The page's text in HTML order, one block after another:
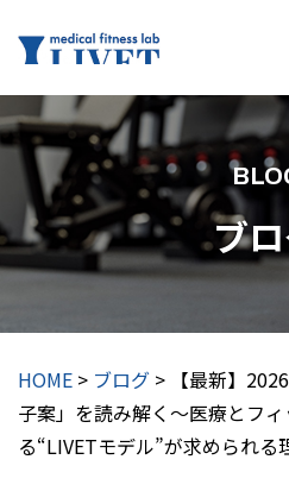
ブ
HOME > ブログ > 【最新】
子案」を読み解く〜医療とフ
る“LIVETモデル”が求められる